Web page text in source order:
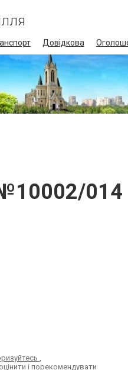
Довідкова
014
,
і порекомендувати